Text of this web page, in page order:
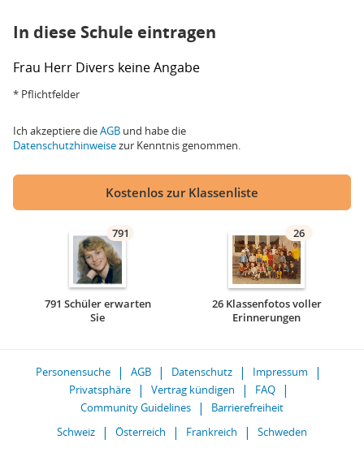
In diese Schule eintragen
Frau Herr Divers keine Angabe
* Pflichtfelder
Ich akzeptiere dieAGB und habe die
Datenschutzhinweisezur Kenntnis genommen.
Kostenlos zur Klassenliste
791
791 Schüler erwarten
Sie
26
26 Klassenfotos voller
Erinnerungen
Personensuche AGB Datenschutz
Impressum
Privatsphäre
Vertrag kündigen
FAQ
Community Guidelines
Barrierefreiheit
Schweiz
Österreich Frankreich Schweden